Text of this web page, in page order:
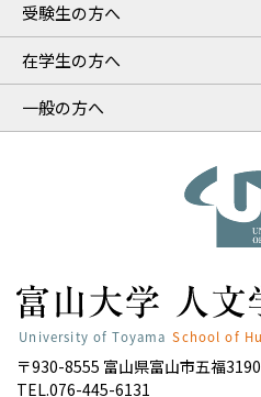
受験生の方へ
在学生の方へ
一般の方へ
〒930-8555 富山県富山市五福3190
TEL.076-445-6131